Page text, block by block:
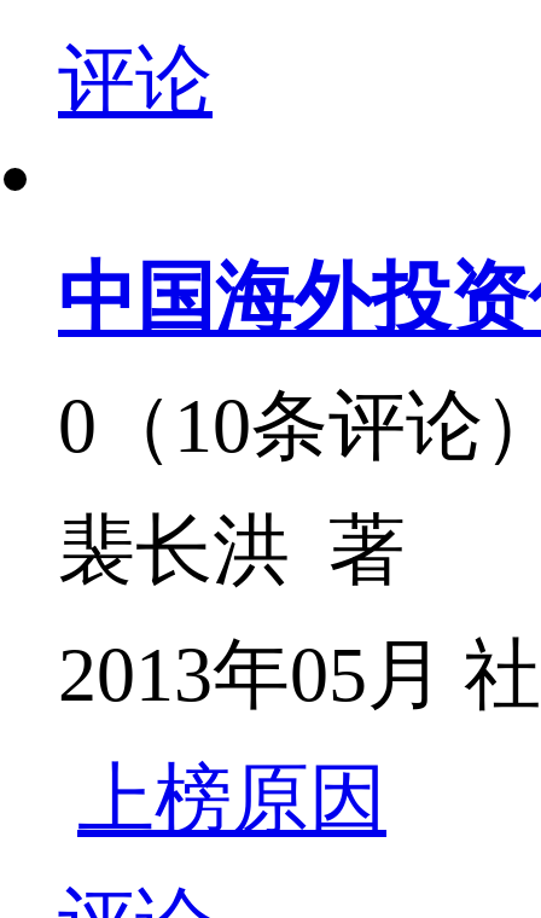
评论
中国海外投
0（10条评论
裴长洪 著
2013年05月
上榜原因